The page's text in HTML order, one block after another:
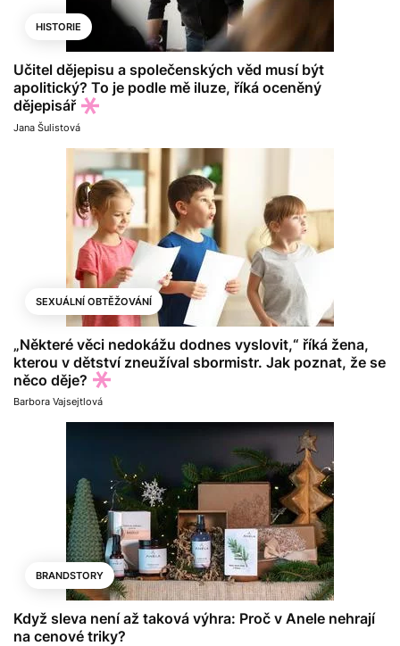
HISTORIE
Učitel dějepisu a společenských věd musí být
apolitický? To je podle mě iluze, říká oceněný
dějepisář
Jana Šulistová
SEXUÁLNÍ OBTĚŽOVÁNÍ
„Některé věci nedokážu dodnes vyslovit,“ říká žena,
kterou v dětství zneužíval sbormistr. Jak poznat, že se
něco děje?
Barbora Vajsejtlová
BRANDSTORY
Když sleva není až taková výhra: Proč v Anele nehrají
na cenové triky?